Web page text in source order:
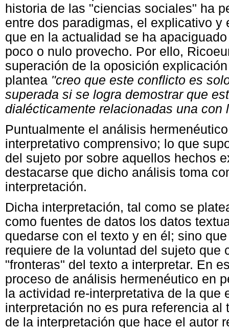
historia de las "ciencias sociales" ha
entre dos paradigmas, el explicativo y
que en la actualidad se ha
poco o nulo provecho. Por ello,
superación de la oposición
plantea "creo que este conflicto es
superada si se logra demostrar que
dialécticamente relacionadas una con
Puntualmente el análisis
interpretativo comprensivo; lo que
del sujeto por sobre aquellos hechos
destacarse que dicho análisis toma
interpretación.
Dicha interpretación, tal como se
como fuentes de datos los datos
quedarse con el texto y en él; sino
requiere de la voluntad del sujeto que
"fronteras" del texto a interpretar. En
proceso de análisis hermenéutico en
la actividad re-interpretativa de la que
interpretación no es pura referencia
de la interpretación que hace el autor